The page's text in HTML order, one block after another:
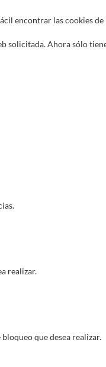
encontrar las cookies
solicitada. Ahora sólo
realizar.
que desea realizar.